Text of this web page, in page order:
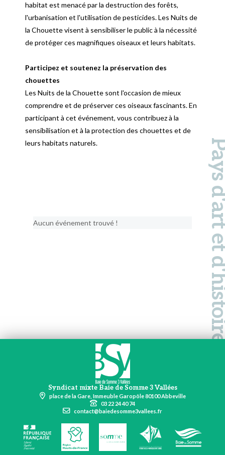
habitat est menacé par la destruction des forêts,
l'urbanisation et l'utilisation de pesticides. Les Nuits de
la Chouette visent à sensibiliser le public à la nécessité
de protéger ces magnifiques oiseaux et leurs habitats.
Participez et soutenez la préservation des
chouettes
Les Nuits de la Chouette sont l'occasion de mieux
comprendre et de préserver ces oiseaux fascinants. En
participant à cet événement, vous contribuez à la
sensibilisation et à la protection des chouettes et de
leurs habitats naturels.
Aucun événement trouvé ! Pays
Syndicat mixte Baie de Somme 3 Vallées
place de la Gare, Immeuble Garopôle 80100 Abbeville
03 22 24 40 74
contact@baiedesomme3vallees.fr